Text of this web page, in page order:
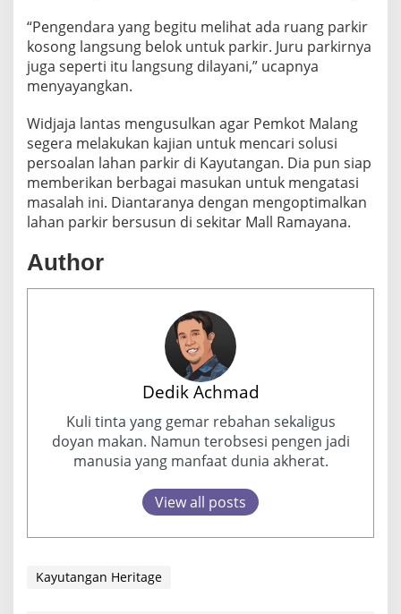
“Pengendara yang begitu melihat ada ruang parkir
kosong langsung belok untuk parkir. Juru parkirnya
juga seperti itu langsung dilayani,” ucapnya
menyayangkan.
Widjaja lantas mengusulkan agar Pemkot Malang
segera melakukan kajian untuk mencari solusi
persoalan lahan parkir di Kayutangan. Dia pun siap
memberikan berbagai masukan untuk mengatasi
masalah ini. Diantaranya dengan mengoptimalkan
lahan parkir bersusun di sekitar Mall Ramayana.
Author
Dedik Achmad
Kuli tinta yang gemar rebahan sekaligus
doyan makan. Namun terobsesi pengen jadi
manusia yang manfaat dunia akherat.
View all posts
Kayutangan Heritage